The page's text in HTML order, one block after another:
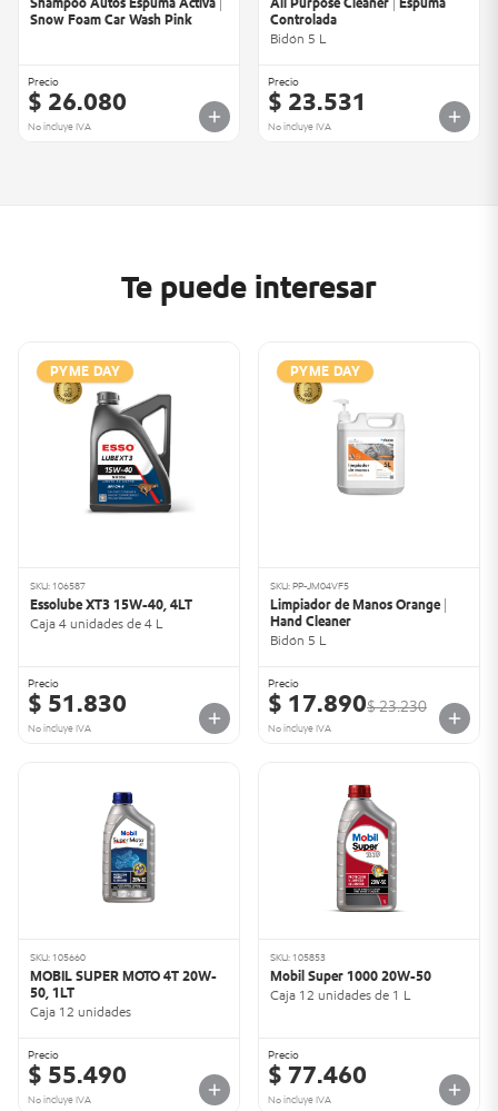
Snow Foam Car Wash Pink
Precio
$ 26.080
No incluye IVA
Controlada
Bidón 5 L
Precio
$ 23.531
No incluye IVA
Te puede interesar
PYME DAY
SKU: 106587
Essolube XT3 15W-40, 4LT
Caja 4 unidades de 4 L
Precio
$ 51.830
No incluye IVA
PYME DAY
SKU: PP-JM04VF5
Limpiador de Manos Orange |
Hand Cleaner
Bidón 5 L
Precio
$ 17.890$ 23.230
No incluye IVA
SKU: 105660
MOBIL SUPER MOTO 4T 20W-
50, 1LT
Caja 12 unidades
Precio
$ 55.490
No incluye IVA
SKU: 105853
Mobil Super 1000 20W-50
Caja 12 unidades de 1 L
Precio
$ 77.460
No incluye IVA